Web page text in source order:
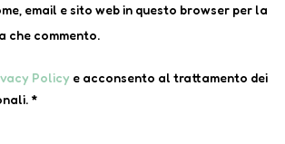
email e sito web in questo browser per la
che commento.
Policy e acconsento al trattamento dei
*